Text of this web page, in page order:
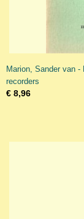
Marion, Sander van
recorders
€ 8,96